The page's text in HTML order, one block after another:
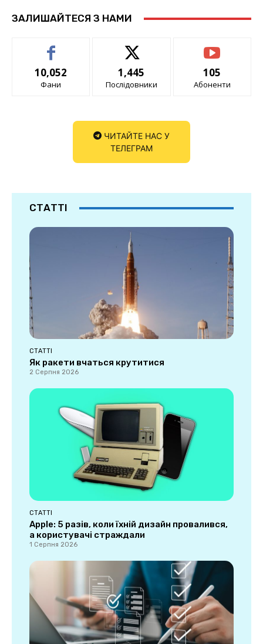
ЗАЛИШАЙТЕСЯ З НАМИ
10,052
Фани
1,445
Послідовники
105
Абоненти
ЧИТАЙТЕ НАС У
ТЕЛЕГРАМ
СТАТТІ
СТАТТІ
Як ракети вчаться крутитися
2 Серпня 2026
СТАТТІ
Apple: 5 разів, коли їхній дизайн провалився,
а користувачі страждали
1 Серпня 2026